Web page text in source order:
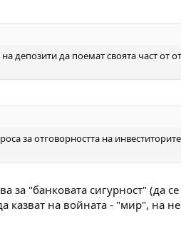
да поемат своята част от
за отговорността на
"банковата сигурност" (да се
казват на войната - "мир", на